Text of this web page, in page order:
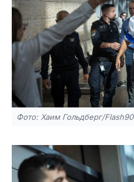
Фото: Хаим Гольдберг/Flash90